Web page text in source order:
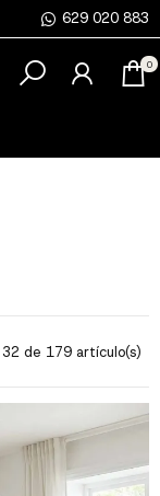
629 020 883
0
de 179 artículo(s)